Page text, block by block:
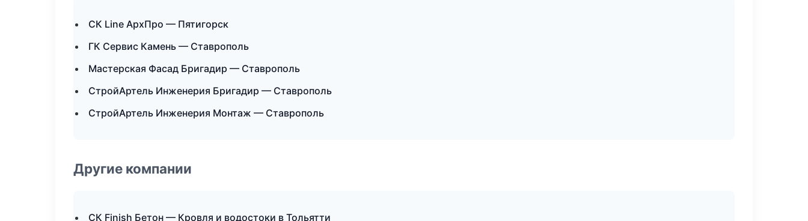
СК Line АрхПро — Пятигорск
ГК Сервис Камень — Ставрополь
Мастерская Фасад Бригадир — Ставрополь
СтройАртель Инженерия Бригадир — Ставрополь
СтройАртель Инженерия Монтаж — Ставрополь
Другие компании
СК Finish Бетон — Кровля и водостоки в Тольятти